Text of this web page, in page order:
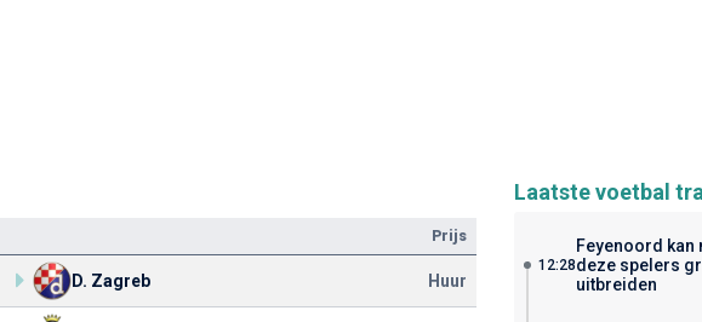
Prijs
D. Zagreb Huur
Laatste voetbal
12:28
Feyenoord kan
deze spelers
uitbreiden